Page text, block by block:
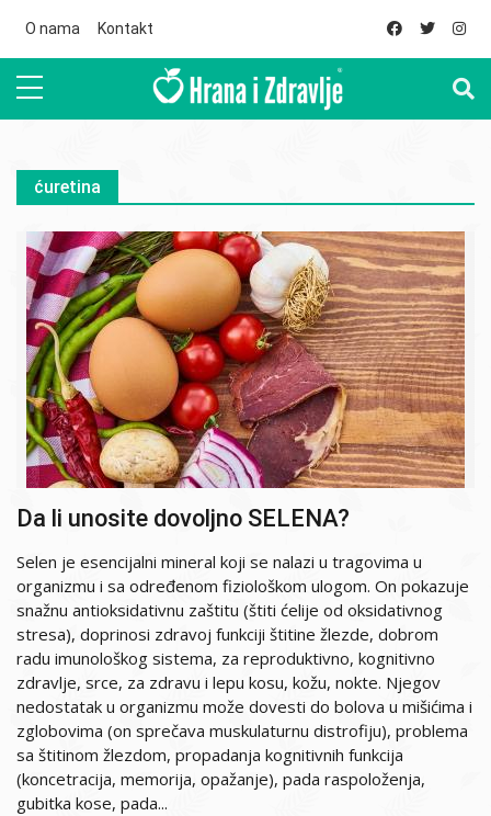
O nama Kontakt
ćuretina
Da li unosite dovoljno SELENA?
Selen je esencijalni mineral koji se nalazi u tragovima u
organizmu i sa određenom fiziološkom ulogom. On pokazuje
snažnu antioksidativnu zaštitu (štiti ćelije od oksidativnog
stresa), doprinosi zdravoj funkciji štitine žlezde, dobrom
radu imunološkog sistema, za reproduktivno, kognitivno
zdravlje, srce, za zdravu i lepu kosu, kožu, nokte. Njegov
nedostatak u organizmu može dovesti do bolova u mišićima i
zglobovima (on sprečava muskulaturnu distrofiju), problema
sa štitinom žlezdom, propadanja kognitivnih funkcija
(koncetracija, memorija, opažanje), pada raspoloženja,
gubitka kose, pada...